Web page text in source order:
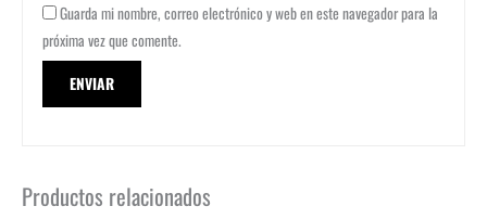
Guarda mi nombre, correo electrónico y web en este navegador para la
próxima vez que comente.
Productos relacionados